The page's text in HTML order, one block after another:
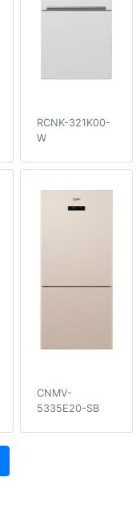
RCNK-321K00-
W
CNMV-
5335E20-SB